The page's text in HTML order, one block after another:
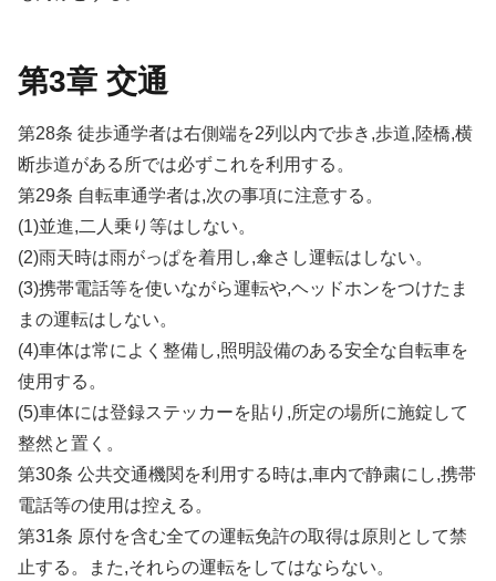
第3章 交通
第28条 徒歩通学者は右側端を2列以内で歩き,歩道,陸橋,横
断歩道がある所では必ずこれを利用する。
第29条 自転車通学者は,次の事項に注意する。
(1)並進,二人乗り等はしない。
(2)雨天時は雨がっぱを着用し,傘さし運転はしない。
(3)携帯電話等を使いながら運転や,ヘッドホンをつけたま
まの運転はしない。
(4)車体は常によく整備し,照明設備のある安全な自転車を
使用する。
(5)車体には登録ステッカーを貼り,所定の場所に施錠して
整然と置く。
第30条 公共交通機関を利用する時は,車内で静粛にし,携帯
電話等の使用は控える。
第31条 原付を含む全ての運転免許の取得は原則として禁
止する。また,それらの運転をしてはならない。